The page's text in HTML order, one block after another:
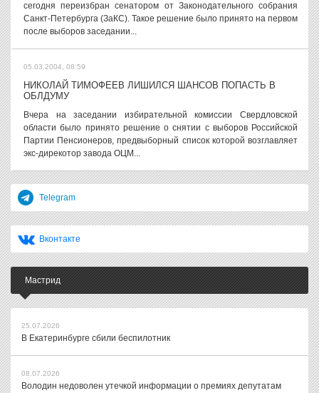
сегодня переизбран сенатором от Законодательного собрания
Санкт-Петербурга (ЗаКС). Такое решение было принято на первом
после выборов заседании...
05.03.2004, 08:59
НИКОЛАЙ ТИМОФЕЕВ ЛИШИЛСЯ ШАНСОВ ПОПАСТЬ В
ОБЛДУМУ
Вчера на заседании избирательной комиссии Свердловской
области было принято решение о снятии с выборов Российской
Партии Пенсионеров, предвыборный список которой возглавляет
экс-дирекотор завода ОЦМ...
Telegram
Вконтакте
Мастрид
25.07.2026
В Екатеринбурге сбили беспилотник
08.07.2026
Володин недоволен утечкой информации о премиях депутатам